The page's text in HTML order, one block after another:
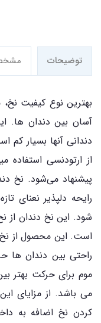
توضیحات
بهترین نوع کیفیت
آسان بین دندان ها.
دندانی آنها بسیار
از ارتودنسی استفاده
رایحه دلپذیر
شود. این نخ دندان از
است. این محصول از نخ
راحتی بین دندان
موم برای حرکت بهتر
می باشد. از مزایای
کردن نخ اضافه به